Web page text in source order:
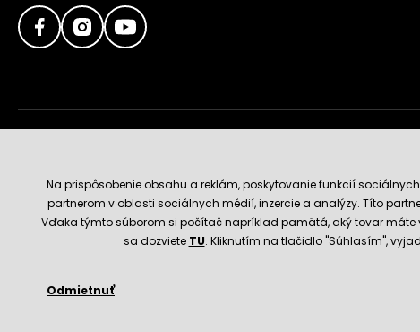
Na prispôsobenie obsahu a reklám, poskytovanie funkcií
partnerom v oblasti sociálnych médií, inzercie a analýzy. Títo
Vďaka týmto súborom si počítač napríklad pamätá, aký tovar máte
sa dozviete TU. Kliknutím na tlačidlo "Súhlasím",
Odmietnuť